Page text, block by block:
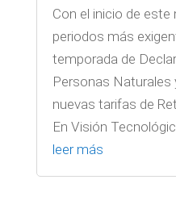
Con el inicio de
periodos más
temporada de
Personas Naturales
nuevas tarifas de
En Visión
leer más